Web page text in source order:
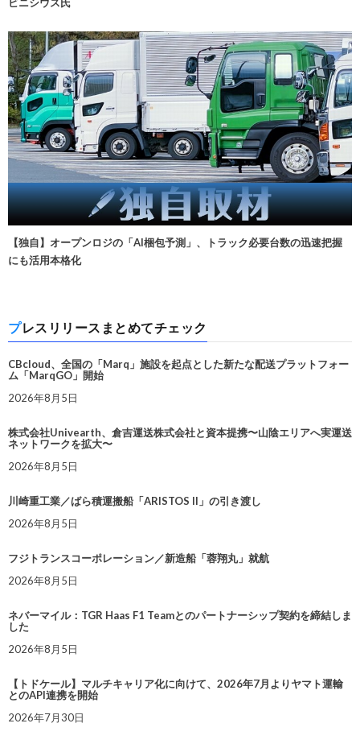
ビニシウス氏
【独自】オープンロジの「AI梱包予測」、トラック必要台数の迅速把握
にも活用本格化
プレスリリースまとめてチェック
CBcloud、全国の「Marq」施設を起点とした新たな配送プラットフォー
ム「MarqGO」開始
2026年8月5日
株式会社Univearth、倉吉運送株式会社と資本提携〜山陰エリアへ実運送
ネットワークを拡大〜
2026年8月5日
川崎重工業／ばら積運搬船「ARISTOS II」の引き渡し
2026年8月5日
フジトランスコーポレーション／新造船「蓉翔丸」就航
2026年8月5日
ネバーマイル：TGR Haas F1 Teamとのパートナーシップ契約を締結しま
した
2026年8月5日
【トドケール】マルチキャリア化に向けて、2026年7月よりヤマト運輸
とのAPI連携を開始
2026年7月30日